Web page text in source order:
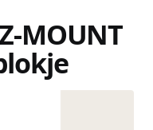
MOUNT